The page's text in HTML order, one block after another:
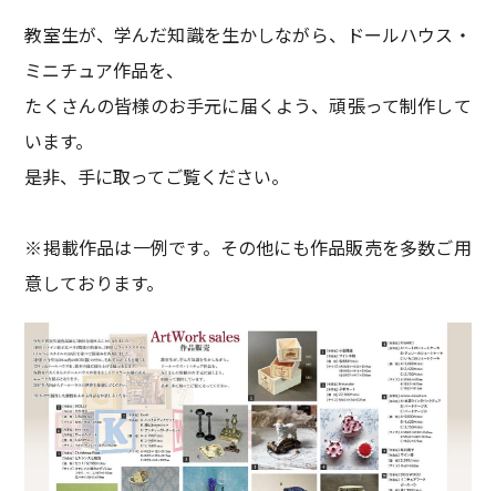
教室生が、学んだ知識を生かしながら、ドールハウス・
ミニチュア作品を、
たくさんの皆様のお手元に届くよう、頑張って制作して
います。
是非、手に取ってご覧ください。
※掲載作品は一例です。その他にも作品販売を多数ご用
意しております。